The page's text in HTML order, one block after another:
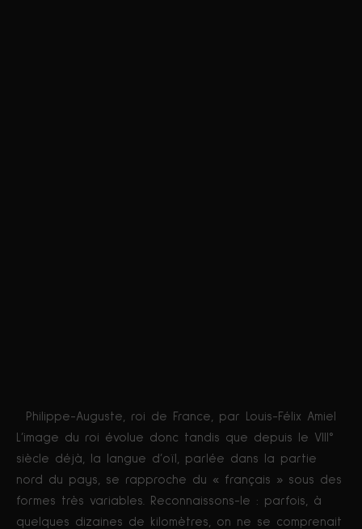
Philippe-Auguste, roi de France, par Louis-Félix Amiel
L’image du roi évolue donc tandis que depuis le VIII°
siècle déjà, la langue d’oïl, parlée dans la partie
nord du pays, se rapproche du « français » sous des
formes très variables. Reconnaissons-le : parfois, à
quelques dizaines de kilomètres, on ne se comprenait